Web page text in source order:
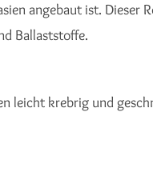
angebaut ist.
Ballaststoffe.
leicht krebrig und